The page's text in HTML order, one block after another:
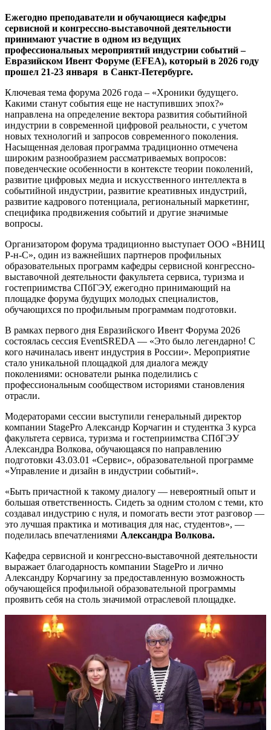
Ежегодно преподаватели и обучающиеся кафедры
сервисной и конгрессно-выставочной деятельности
принимают участие в одном из ведущих
профессиональных мероприятий индустрии событий –
Евразийском Ивент Форуме (EFEA), который в 2026 году
прошел 21-23 января в Санкт-Петербурге.
Ключевая тема форума 2026 года – «Хроники будущего.
Какими станут события еще не наступивших эпох?»
направлена на определение вектора развития событийной
индустрии в современной цифровой реальности, с учетом
новых технологий и запросов современного поколения.
Насыщенная деловая программа традиционно отмечена
широким разнообразием рассматриваемых вопросов:
поведенческие особенности в контексте теории поколений,
развитие цифровых медиа и искусственного интеллекта в
событийной индустрии, развитие креативных индустрий,
развитие кадрового потенциала, региональный маркетинг,
специфика продвижения событий и другие значимые
вопросы.
Организатором форума традиционно выступает ООО «ВНИЦ
Р-н-С», один из важнейших партнеров профильных
образовательных программ кафедры сервисной конгрессно-
выставочной деятельности факультета сервиса, туризма и
гостеприимства СПбГЭУ, ежегодно принимающий на
площадке форума будущих молодых специалистов,
обучающихся по профильным программам подготовки.
В рамках первого дня Евразийского Ивент Форума 2026
состоялась сессия EventSREDA — «Это было легендарно! С
кого начиналась ивент индустрия в России». Мероприятие
стало уникальной площадкой для диалога между
поколениями: основатели рынка поделились с
профессиональным сообществом историями становления
отрасли.
Модераторами сессии выступили генеральный директор
компании StagePro Александр Корчагин и студентка 3 курса
факультета сервиса, туризма и гостеприимства СПбГЭУ
Александра Волкова, обучающаяся по направлению
подготовки 43.03.01 «Сервис», образовательной программе
«Управление и дизайн в индустрии событий».
«Быть причастной к такому диалогу — невероятный опыт и
большая ответственность. Сидеть за одним столом с теми, кто
создавал индустрию с нуля, и помогать вести этот разговор —
это лучшая практика и мотивация для нас, студентов», —
поделилась впечатлениями Александра Волкова.
Кафедра сервисной и конгрессно-выставочной деятельности
выражает благодарность компании StagePro и лично
Александру Корчагину за предоставленную возможность
обучающейся профильной образовательной программы
проявить себя на столь значимой отраслевой площадке.